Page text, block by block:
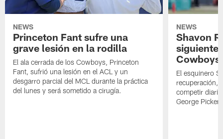
NEWS
Princeton Fant sufre una
grave lesión en la rodilla
El ala cerrada de los Cowboys, Princeton
Fant, sufrió una lesión en el ACL y un
desgarro parcial del MCL durante la práctica
del lunes y será sometido a cirugía.
NEWS
Shavon
siguiente
Cowboys
El esquinero
recuperación,
competir
George